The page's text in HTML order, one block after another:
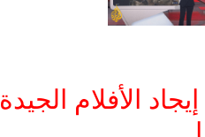
الأفلام الجيدة